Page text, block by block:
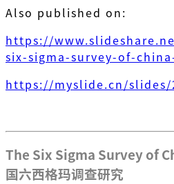
Also published on:
https://
six-sigma-survey-of-
https://myslide.cn/slides/
The Six Sigma Survey of
国六西格玛调查研究